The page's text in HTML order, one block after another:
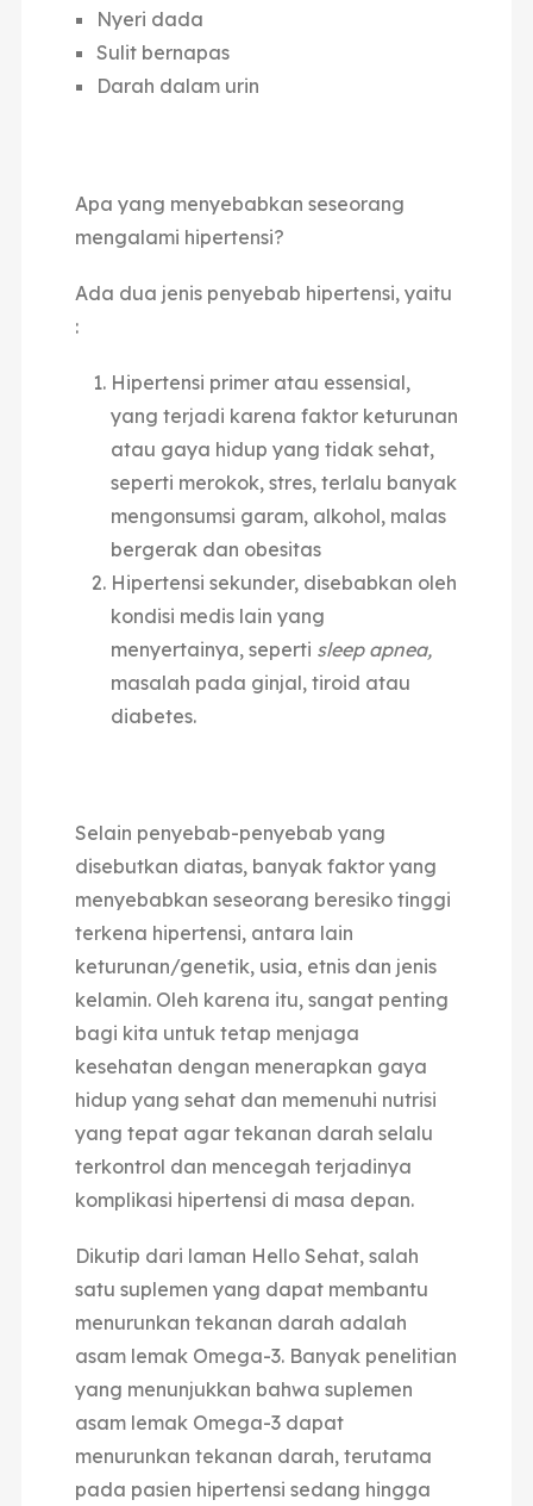
Nyeri dada
Sulit bernapas
Darah dalam urin
Apa yang menyebabkan seseorang
mengalami hipertensi?
Ada dua jenis penyebab hipertensi, yaitu
:
Hipertensi primer atau essensial,
yang terjadi karena faktor keturunan
atau gaya hidup yang tidak sehat,
seperti merokok, stres, terlalu banyak
mengonsumsi garam, alkohol, malas
bergerak dan obesitas
Hipertensi sekunder, disebabkan oleh
kondisi medis lain yang
menyertainya, seperti sleep apnea,
masalah pada ginjal, tiroid atau
diabetes.
Selain penyebab-penyebab yang
disebutkan diatas, banyak faktor yang
menyebabkan seseorang beresiko tinggi
terkena hipertensi, antara lain
keturunan/genetik, usia, etnis dan jenis
kelamin. Oleh karena itu, sangat penting
bagi kita untuk tetap menjaga
kesehatan dengan menerapkan gaya
hidup yang sehat dan memenuhi nutrisi
yang tepat agar tekanan darah selalu
terkontrol dan mencegah terjadinya
komplikasi hipertensi di masa depan.
Dikutip dari laman Hello Sehat, salah
satu suplemen yang dapat membantu
menurunkan tekanan darah adalah
asam lemak Omega-3. Banyak penelitian
yang menunjukkan bahwa suplemen
asam lemak Omega-3 dapat
menurunkan tekanan darah, terutama
pada pasien hipertensi sedang hingga